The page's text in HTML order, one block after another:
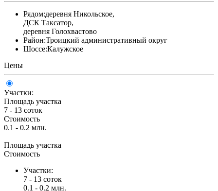
Рядом:деревня Никольское,
ДСК Таксатор,
деревня Голохвастово
Район:Троицкий административный округ
Шоссе:Калужское
Цены
Участки:
Площадь участка
7 - 13 соток
Стоимость
0.1 - 0.2 млн.
Площадь участка
Стоимость
Участки:
7 - 13 соток
0.1 - 0.2 млн.